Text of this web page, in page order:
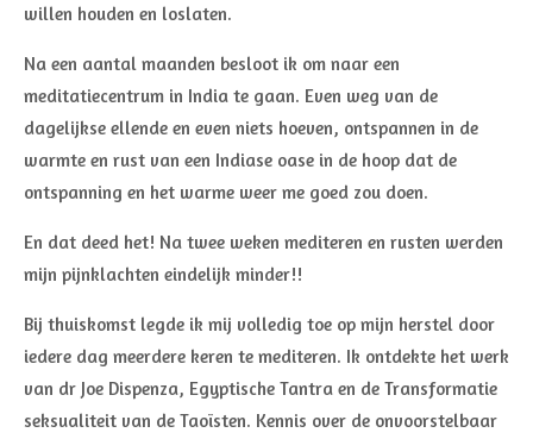
willen houden en loslaten.
Na een aantal maanden besloot ik om naar een
meditatiecentrum in India te gaan. Even weg van de
dagelijkse ellende en even niets hoeven, ontspannen in de
warmte en rust van een Indiase oase in de hoop dat de
ontspanning en het warme weer me goed zou doen.
En dat deed het! Na twee weken mediteren en rusten werden
mijn pijnklachten eindelijk minder!!
Bij thuiskomst legde ik mij volledig toe op mijn herstel door
iedere dag meerdere keren te mediteren. Ik ontdekte het werk
van dr Joe Dispenza, Egyptische Tantra en de Transformatie
seksualiteit van de Taoïsten. Kennis over de onvoorstelbaar